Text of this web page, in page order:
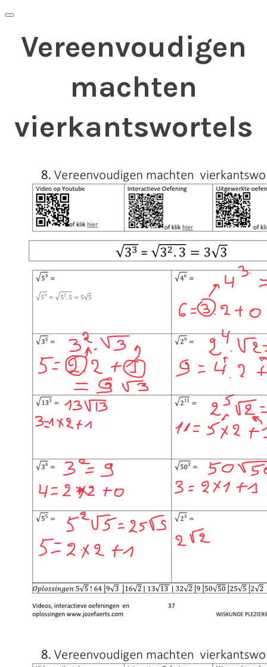
Vereenvoudigen
machten
vierkantswortels